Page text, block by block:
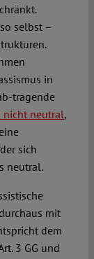
selbst –
in
tragende
neutral,
sich
neutral.
mit
dem
3 GG und